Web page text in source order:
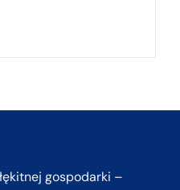
gospodarki –